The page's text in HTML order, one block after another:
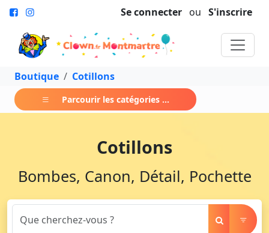
Se connecter ou S'inscrire
Boutique Cotillons
Parcourir les catégories ...
Cotillons
Bombes, Canon, Détail, Pochette